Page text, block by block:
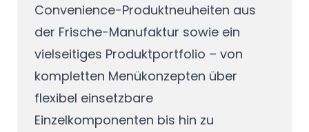
Convenience-Produktneuheiten aus
der Frische-Manufaktur sowie ein
vielseitiges Produktportfolio – von
kompletten Menükonzepten über
flexibel einsetzbare
Einzelkomponenten bis hin zu